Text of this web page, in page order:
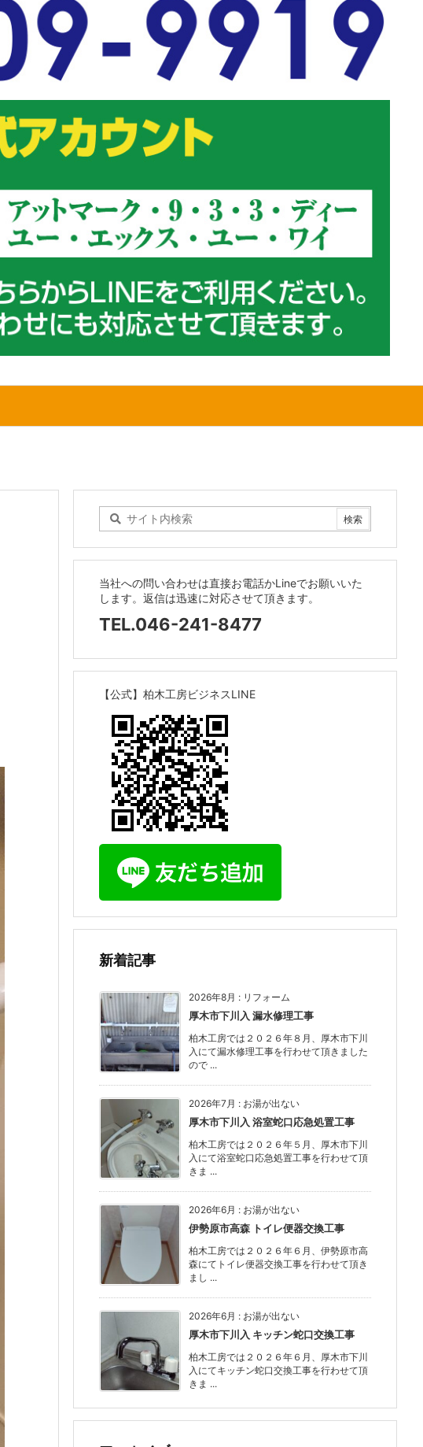
当社への問い合わせは直接お電話かLineでお願いいた
します。返信は迅速に対応させて頂きます。
TEL.046-241-8477
【公式】柏木工房ビジネスLINE
新着記事
2026年8月 : リフォーム
厚木市下川入 漏水修理工事
柏木工房では２０２６年８月、厚木市下川
入にて漏水修理工事を行わせて頂きました
ので ...
2026年7月 : お湯が出ない
厚木市下川入 浴室蛇口応急処置工事
柏木工房では２０２６年５月、厚木市下川
入にて浴室蛇口応急処置工事を行わせて頂
きま ...
2026年6月 : お湯が出ない
伊勢原市高森 トイレ便器交換工事
柏木工房では２０２６年６月、伊勢原市高
森にてトイレ便器交換工事を行わせて頂き
まし ...
2026年6月 : お湯が出ない
厚木市下川入 キッチン蛇口交換工事
柏木工房では２０２６年６月、厚木市下川
入にてキッチン蛇口交換工事を行わせて頂
きま ...